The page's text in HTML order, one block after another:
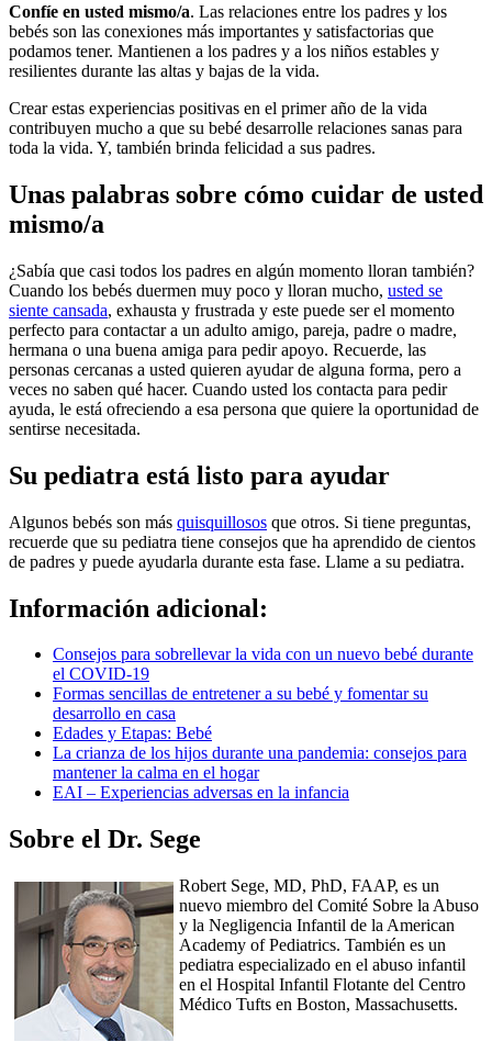
Confíe en usted mismo/a. Las relaciones entre los padres y los
bebés son las conexiones más importantes y satisfactorias que
podamos tener. Mantienen a los padres y a los niños estables y
resilientes durante las altas y bajas de la vida.
Crear estas experiencias positivas en el primer año de la vida
contribuyen mucho a que su bebé desarrolle relaciones sanas para
toda la vida. Y, también brinda felicidad a sus padres.
Unas palabras sobre cómo cuidar de usted
mismo/a
¿Sabía que casi todos los padres en algún momento lloran también?
Cuando los bebés duermen muy poco y lloran mucho, usted se
siente cansada, exhausta y frustrada y este puede ser el momento
perfecto para contactar a un adulto amigo, pareja, padre o madre,
hermana o una buena amiga para pedir apoyo. Recuerde, las
personas cercanas a usted quieren ayudar de alguna forma, pero a
veces no saben qué hacer. Cuando usted los contacta para pedir
ayuda, le está ofreciendo a esa persona que quiere la oportunidad de
sentirse necesitada.
Su pediatra está listo para ayudar
Algunos bebés son más quisquillosos que otros. Si tiene preguntas,
recuerde que su pediatra tiene consejos que ha aprendido de cientos
de padres y puede ayudarla durante esta fase. Llame a su pediatra.
Información adicional:
Consejos para sobrellevar la vida con un nuevo bebé durante
el COVID-19
Formas sencillas de entretener a su bebé y fomentar su
desarrollo en casa
Edades y Etapas: Bebé
La crianza de los hijos durante una pandemia: consejos para
mantener la calma en el hogar
EAI – Experiencias adversas en la infancia
Sobre el Dr. Sege
Robert Sege, MD, PhD, FAAP, es un
nuevo miembro del Comité Sobre la Abuso
y la Negligencia Infantil de la American
Academy of Pediatrics. También es un
pediatra especializado en el abuso infantil
en el Hospital Infantil Flotante del Centro
Médico Tufts en Boston, Massachusetts.